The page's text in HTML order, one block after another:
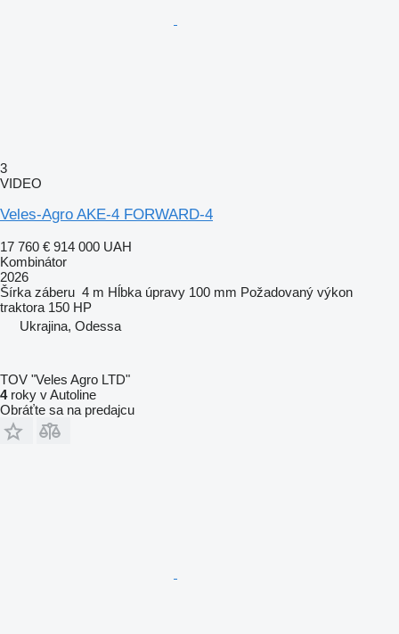
3
VIDEO
Veles-Agro AKE-4 FORWARD-4
17 760 € 914 000 UAH
Kombinátor
2026
Šírka záberu 4 m Hĺbka úpravy 100 mm Požadovaný výkon
traktora 150 HP
Ukrajina, Odessa
TOV "Veles Agro LTD"
4roky v Autoline
Obráťte sa na predajcu